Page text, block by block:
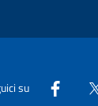
su